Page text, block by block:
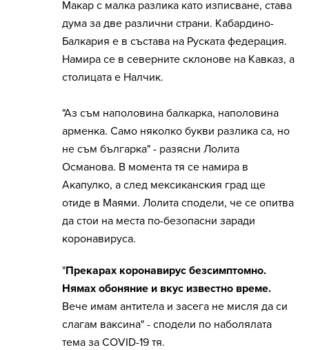
Макар с малка разлика като изписване, става
дума за две различни страни. Кабардино-
Балкария е в състава на Руската федерация.
Намира се в северните склонове на Кавказ, а
столицата е Налчик.
"Аз съм наполовина балкарка, наполовина
арменка. Само няколко букви разлика са, но
не съм българка" - разясни Лолита
Османова. В момента тя се намира в
Акапулко, а след мексиканския град ще
отиде в Маями. Лолита сподели, че се опитва
да стои на места по-безопасни заради
коронавируса.
"Прекарах коронавирус безсимптомно.
Нямах обоняние и вкус известно време.
Вече имам антитела и засега не мисля да си
слагам ваксина" - сподели по наболялата
тема за COVID-19 тя.